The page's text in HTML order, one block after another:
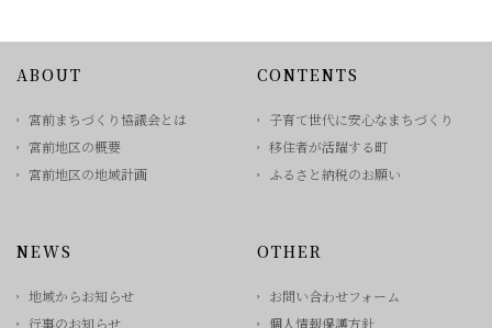
ABOUT
宮前まちづくり協議会とは
宮前地区の概要
宮前地区の地域計画
CONTENTS
子育て世代に安心なまちづくり
移住者が活躍する町
ふるさと納税のお願い
NEWS
地域からお知らせ
行事のお知らせ
OTHER
お問い合わせフォーム
個人情報保護方針